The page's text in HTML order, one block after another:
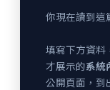
你現在讀到這
填寫下方資料
才展示的系統
公開頁面，到